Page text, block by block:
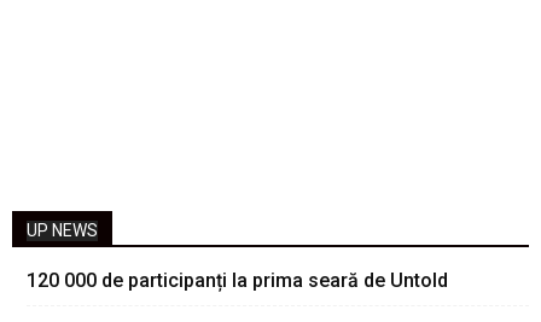
UP NEWS
120 000 de participanți la prima seară de Untold